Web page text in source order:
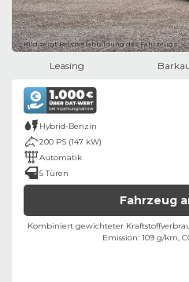
Bild zeigt Beispielabbildung des Fahrzeugs
Leasing
Hybrid-Benzin
200 PS (147 kW)
Automatik
5 Türen
Fahrzeug
Kombiniert gewichteter
Emission: 109 g/km,